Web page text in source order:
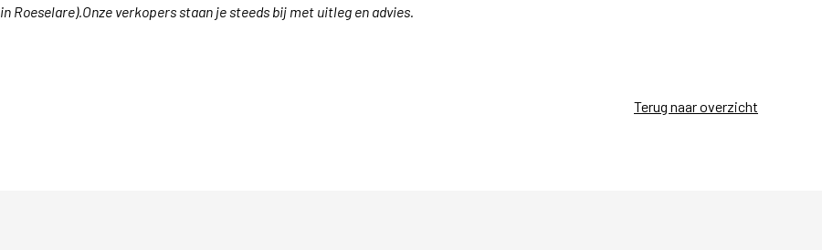
in Roeselare).Onze verkopers staan je steeds bij met uitleg en advies.
Terug naar overzicht